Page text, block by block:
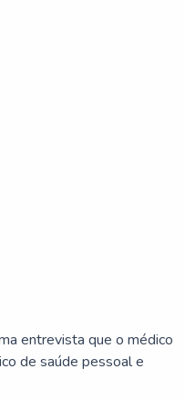
entrevista que o médico
de saúde pessoal e